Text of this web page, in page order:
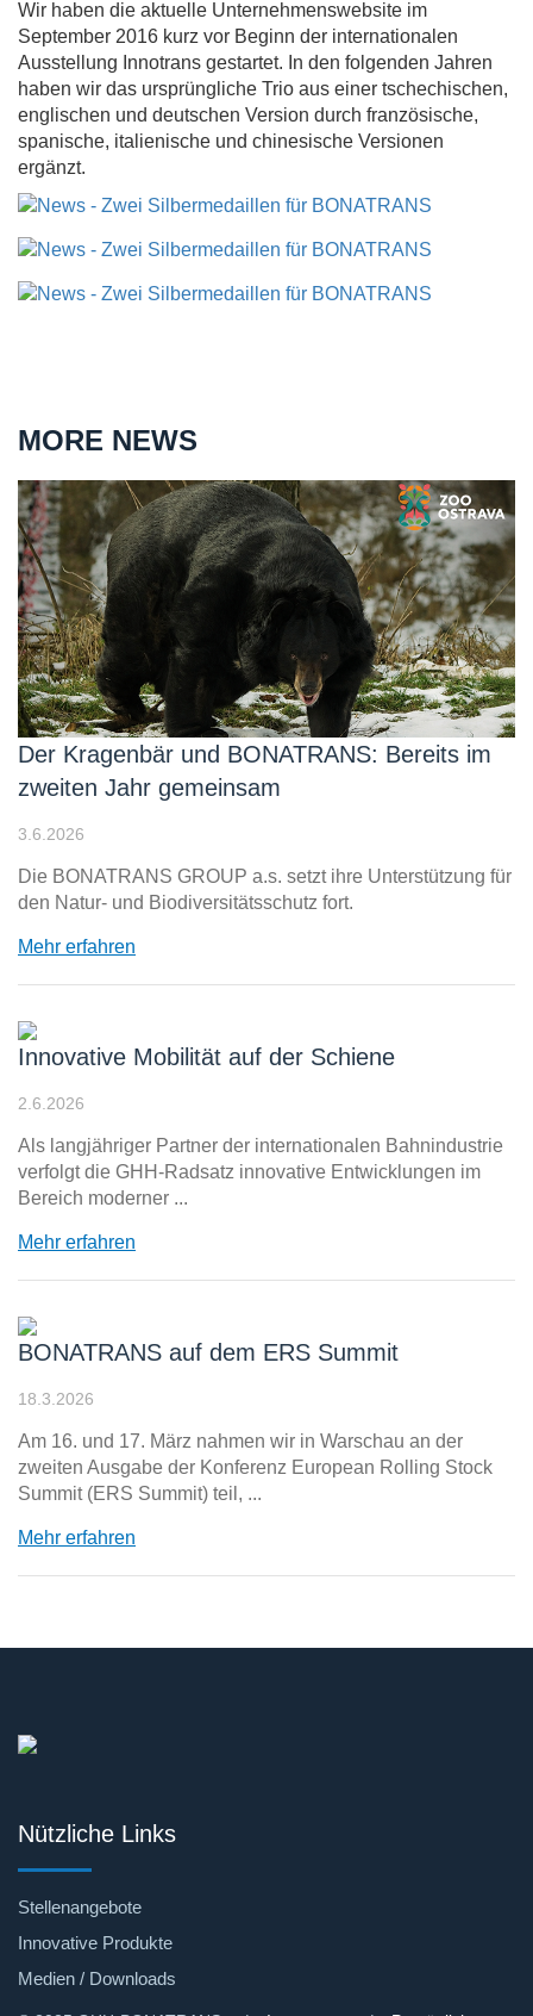
Wir haben die aktuelle Unternehmenswebsite im
September 2016 kurz vor Beginn der internationalen
Ausstellung Innotrans gestartet. In den folgenden Jahren
haben wir das ursprüngliche Trio aus einer tschechischen,
englischen und deutschen Version durch französische,
spanische, italienische und chinesische Versionen
ergänzt.
MORE NEWS
Der Kragenbär und BONATRANS: Bereits im
zweiten Jahr gemeinsam
3.6.2026
Die BONATRANS GROUP a.s. setzt ihre Unterstützung für
den Natur- und Biodiversitätsschutz fort.
Mehr erfahren
Innovative Mobilität auf der Schiene
2.6.2026
Als langjähriger Partner der internationalen Bahnindustrie
verfolgt die GHH-Radsatz innovative Entwicklungen im
Bereich moderner ...
Mehr erfahren
BONATRANS auf dem ERS Summit
18.3.2026
Am 16. und 17. März nahmen wir in Warschau an der
zweiten Ausgabe der Konferenz European Rolling Stock
Summit (ERS Summit) teil, ...
Mehr erfahren
Nützliche Links
Stellenangebote
Innovative Produkte
Medien / Downloads